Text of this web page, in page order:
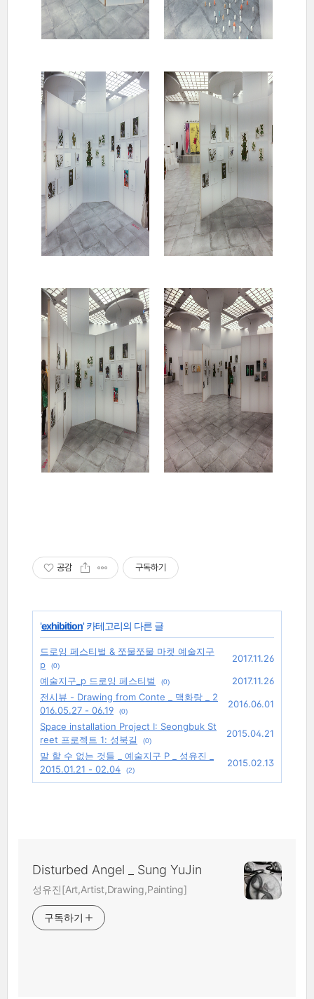
공감 구독하기
'exhibition' 카테고리의 다른 글
드로잉 페스티벌 & 쪼물쪼물 마켓 예술지구
p
(0)
2017.11.26
예술지구_p 드로잉 페스티벌
(0)
2017.11.26
전시뷰 - Drawing from Conte _ 맥화랑 _ 2
016.05.27 - 06.19
(0)
2016.06.01
Space installation Project Ⅰ: Seongbuk St
reet 프로젝트 1: 성북길
(0)
2015.04.21
말 할 수 없는 것들 _ 예술지구 P _ 성유진 _
2015.01.21 - 02.04
(2)
2015.02.13
Disturbed Angel _ Sung YuJin
성유진[Art,Artist,Drawing,Painting]
구독하기